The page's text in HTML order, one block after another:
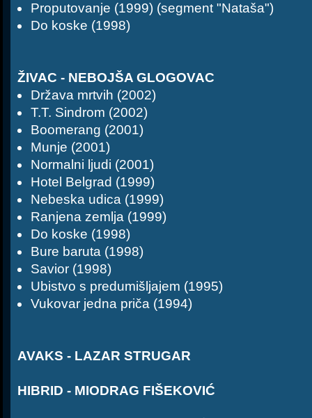
Proputovanje (1999) (segment "Nataša")
Do koske (1998)
ŽIVAC - NEBOJŠA GLOGOVAC
Država mrtvih (2002)
T.T. Sindrom (2002)
Boomerang (2001)
Munje (2001)
Normalni ljudi (2001)
Hotel Belgrad (1999)
Nebeska udica (1999)
Ranjena zemlja (1999)
Do koske (1998)
Bure baruta (1998)
Savior (1998)
Ubistvo s predumišljajem (1995)
Vukovar jedna priča (1994)
AVAKS - LAZAR STRUGAR
HIBRID - MIODRAG FIŠEKOVIĆ